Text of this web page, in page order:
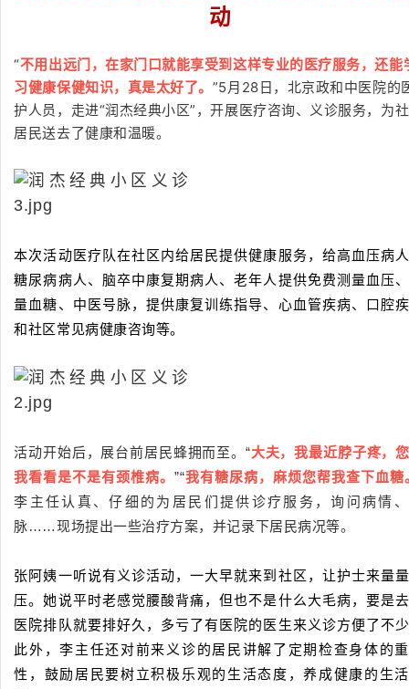
动
“不用出远门，在家门口就能享受到这样专业的医疗服务，还能
习健康保健知识，真是太好了。 ”5月28日，北京政和中医院的
护人员，走进“润杰经典小区”，开展医疗咨询、义诊服务，为
居民送去了健康和温暖。
本次活动医疗队在社区内给居民提供健康服务，给高血压病
糖尿病病人、脑卒中康复期病人、老年人提供免费测量血压
量血糖、中医号脉，提供康复训练指导、心血管疾病、口腔
和社区常见病健康咨询等。
活动开始后，展台前居民蜂拥而至。“大夫，我最近脖子疼，
我看看是不是有颈椎病。”“我有糖尿病，麻烦您帮我查下血糖
李主任认真、仔细的为居民们提供诊疗服务，询问病情
脉……现场提出一些治疗方案，并记录下居民病况等。
张阿姨一听说有义诊活动，一大早就来到社区，让护士来量
压。她说平时老感觉腰酸背痛，但也不是什么大毛病，要是
医院排队就要排好久，多亏了有医院的医生来义诊方便了不
此外，李主任还对前来义诊的居民讲解了定期检查身体的
性，鼓励居民要树立积极乐观的生活态度，养成健康的生